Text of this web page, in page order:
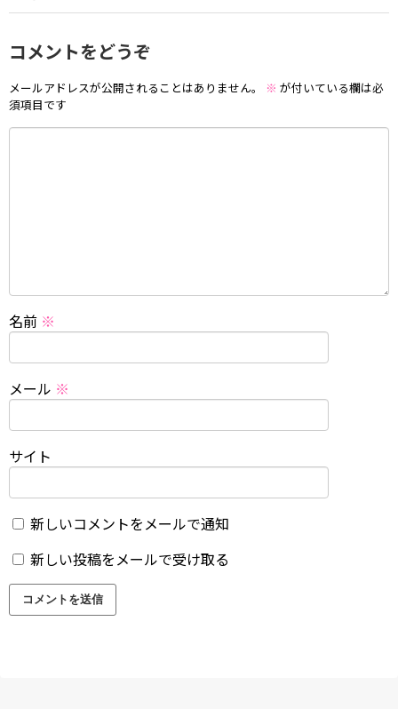
コメントをどうぞ
メールアドレスが公開されることはありません。 ※ が付いている欄は必
須項目です
名前 ※
メール ※
サイト
新しいコメントをメールで通知
新しい投稿をメールで受け取る